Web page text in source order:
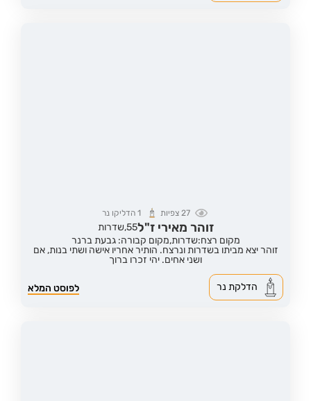
27 צפיות 1הדליקו נר
זוהר מאירי ז"ל55, שדרות
מקום רצח:שדרות,מקום קבורה: גבעת ברנר
זוהר יצא מביתו בשדרות ונרצח. הותיר אחריו אישה ושתי בנות, אם
ושני אחים. יהי זכרו ברוך
לפוסט המלא הדלקת נר